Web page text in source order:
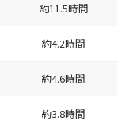
約11.5時間
約4.2時間
約4.6時間
約3.8時間